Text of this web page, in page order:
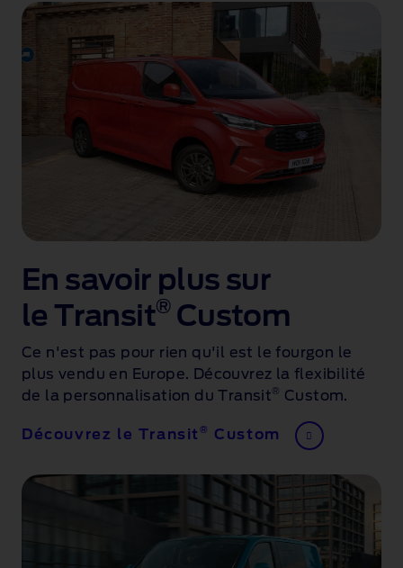
En savoir plus sur
le Transit®Custom
Ce n'est pas pour rien qu'il est le fourgon le
plus vendu en Europe. Découvrez la flexibilité
de la personnalisation du Transit® Custom.
Découvrez le Transit ® Custom